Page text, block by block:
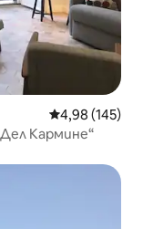
Средна
4,98 (145)
Кармине“